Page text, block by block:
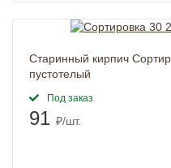
Старинный кирпич
пустотелый
Под заказ
91 ₽/шт.